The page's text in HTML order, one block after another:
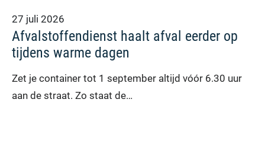
27 juli 2026
Afvalstoffendienst haalt afval eerder op
tijdens warme dagen
Zet je container tot 1 september altijd vóór 6.30 uur
aan de straat. Zo staat de…